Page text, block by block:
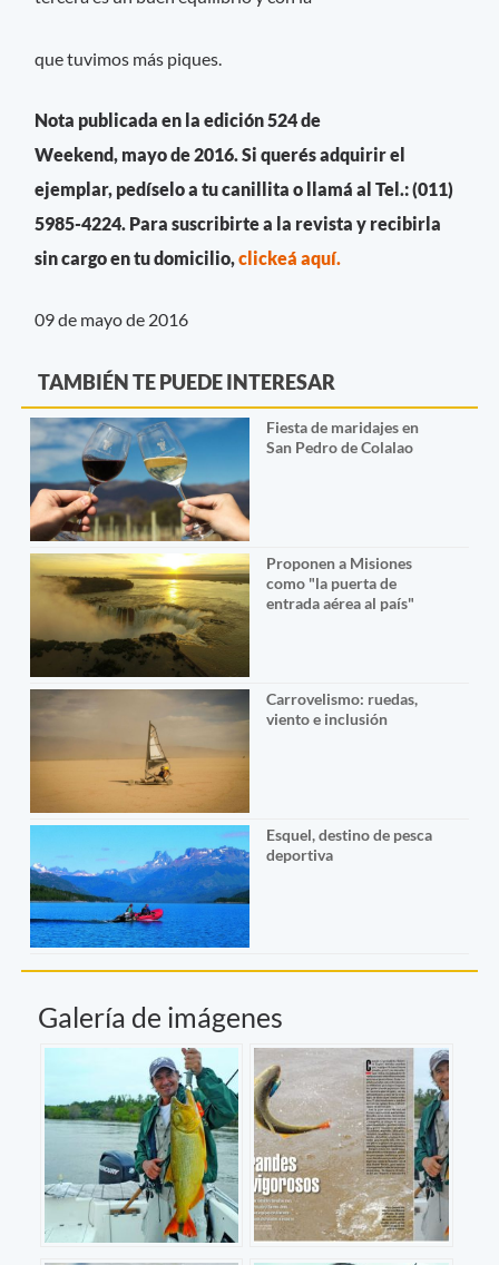
que tuvimos más piques.
Nota publicada en la edición 524 de
Weekend, mayo de 2016. Si querés adquirir el
ejemplar, pedíselo a tu canillita o llamá al Tel.: (011)
5985-4224. Para suscribirte a la revista y recibirla
sin cargo en tu domicilio,clickeá aquí.
09 de mayo de 2016
TAMBIÉN TE PUEDE INTERESAR
Fiesta de maridajes en
San Pedro de Colalao
Proponen a Misiones
como "la puerta de
entrada aérea al país"
Carrovelismo: ruedas,
viento e inclusión
Esquel, destino de pesca
deportiva
Galería de imágenes